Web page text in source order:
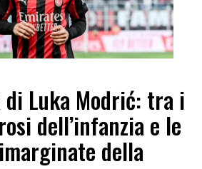
Luka Modrić: tra i
dell’infanzia e le
della